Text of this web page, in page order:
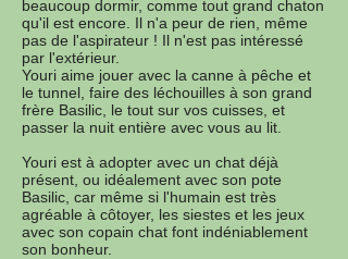
beaucoup dormir, comme tout grand chaton
qu'il est encore. Il n'a peur de rien, même
pas de l'aspirateur ! Il n'est pas intéressé
par l'extérieur.
Youri aime jouer avec la canne à pêche et
le tunnel, faire des léchouilles à son grand
frère Basilic, le tout sur vos cuisses, et
passer la nuit entière avec vous au lit.
Youri est à adopter avec un chat déjà
présent, ou idéalement avec son pote
Basilic, car même si l'humain est très
agréable à côtoyer, les siestes et les jeux
avec son copain chat font indéniablement
son bonheur.